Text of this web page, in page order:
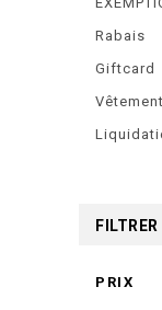
Rabais
Giftcard
Vêtement
PRIX